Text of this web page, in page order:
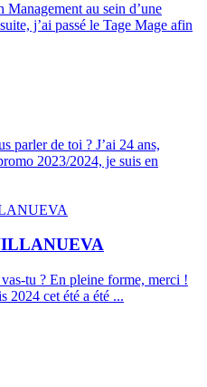
Management au sein d’une
j’ai passé le Tage Mage afin
parler de toi ? J’ai 24 ans,
2023/2024, je suis en
tu ? En pleine forme, merci !
2024 cet été a été ...